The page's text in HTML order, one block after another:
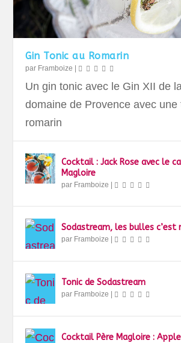
Gin Tonic au Romarin
par Framboize |
Un gin tonic avec le Gin XII de
domaine de Provence avec une
romarin
Cocktail : Jack Rose avec le
Magloire
par Framboize |
Sodastream, les bulles c’est
par Framboize |
Tonic de Sodastream
par Framboize |
Cocktail Père Magloire :